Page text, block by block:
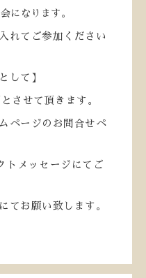
になります。
れてご参加ください
して】
させて頂きます。
ページのお問合せペ
トメッセージにてご
てお願い致します。